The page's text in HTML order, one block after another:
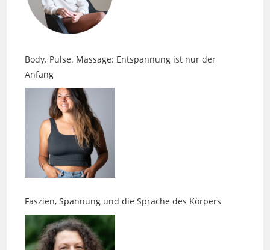
Body. Pulse. Massage: Entspannung ist nur der
Faszien, Spannung und die Sprache des Körpers